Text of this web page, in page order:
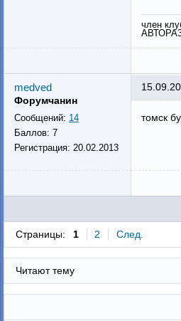
член
medved
Форумчанин
Сообщений: 14
Баллов: 7
Регистрация: 20.02.2013
томск
Страницы: 1 2 След.
Читают тему